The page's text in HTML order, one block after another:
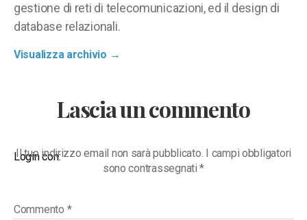
gestione di reti di telecomunicazioni, ed il design di
database relazionali.
Visualizza archivio →
Lascia un commento
Login con:
Il tuo indirizzo email non sarà pubblicato. I campi obbligatori
sono contrassegnati*
Commento *